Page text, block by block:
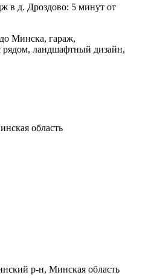
в д. Дроздово: 5 минут от
Минска, гараж,
рядом, ландшафтный дизайн,
область
р-н, Минская область